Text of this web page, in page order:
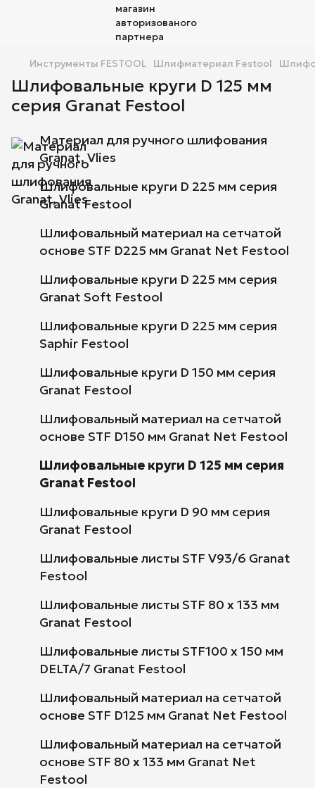
Инструменты FESTOOL Шлифматериал Festool
Шлифовальные круги D 125 мм
серия Granat Festool
Материал для ручного шлифования
Granat, Vlies
Шлифовальные круги D 225 мм серия
Granat Festool
Шлифовальный материал на сетчатой
основе STF D225 мм Granat Net Festool
Шлифовальные круги D 225 мм серия
Granat Soft Festool
Шлифовальные круги D 225 мм серия
Saphir Festool
Шлифовальные круги D 150 мм серия
Granat Festool
Шлифовальный материал на сетчатой
основе STF D150 мм Granat Net Festool
Шлифовальные круги D 125 мм серия
Granat Festool
Шлифовальные круги D 90 мм серия
Granat Festool
Шлифовальные листы STF V93/6 Granat
Festool
Шлифовальные листы STF 80 x 133 мм
Granat Festool
Шлифовальные листы STF100 x 150 мм
DELTA/7 Granat Festool
Шлифовальный материал на сетчатой
основе STF D125 мм Granat Net Festool
Шлифовальный материал на сетчатой
основе STF 80 x 133 мм Granat Net
Festool